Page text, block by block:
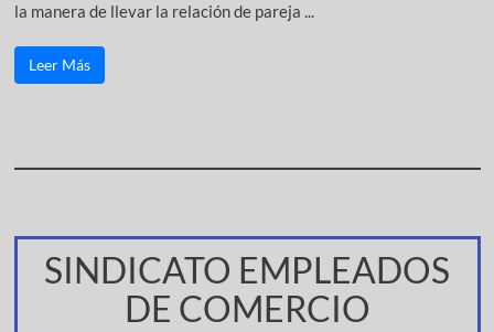
la manera de llevar la relación de pareja ...
Leer Más
SINDICATO EMPLEADOS
DE COMERCIO